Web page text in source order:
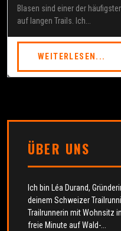
Blasen sind einer der
auf langen Trails. Ich...
WEITERLESEN...
ÜBER UNS
Ich bin Léa Durand,
deinem Schweizer
Trailrunnerin mit Wohnsitz
freie Minute auf Wald-...